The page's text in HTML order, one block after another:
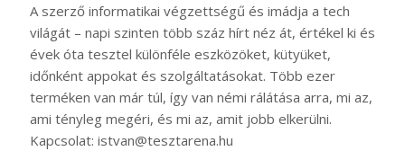
A szerző informatikai végzettségű és imádja a tech
világát – napi szinten több száz hírt néz át, értékel ki és
évek óta tesztel különféle eszközöket, kütyüket,
időnként appokat és szolgáltatásokat. Több ezer
terméken van már túl, így van némi rálátása arra, mi az,
ami tényleg megéri, és mi az, amit jobb elkerülni.
Kapcsolat: istvan@tesztarena.hu